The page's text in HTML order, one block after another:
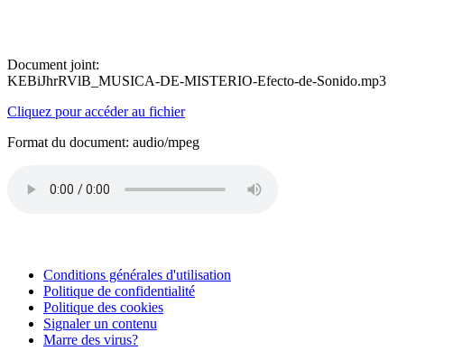
Document joint:
KEBiJhrRVlB_MUSICA-DE-MISTERIO-Efecto-de-Sonido.mp3
Cliquez pour accéder au fichier
Format du document: audio/mpeg
Conditions générales d'utilisation
Politique de confidentialité
Politique des cookies
Signaler un contenu
Marre des virus?